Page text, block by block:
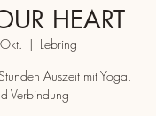
HEART
  |
Lebring
Auszeit mit Yoga,
Verbindung